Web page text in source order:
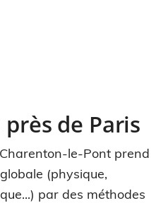
de Paris
le-Pont prend
globale (physique,
par des méthodes